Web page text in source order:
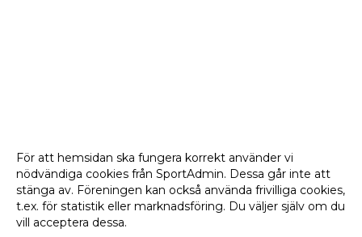
För att hemsidan ska fungera korrekt använder vi
nödvändiga cookies från SportAdmin. Dessa går inte att
stänga av. Föreningen kan också använda frivilliga cookies,
t.ex. för statistik eller marknadsföring. Du väljer själv om du
vill acceptera dessa.